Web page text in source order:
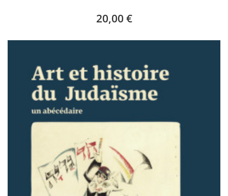
20,00 €